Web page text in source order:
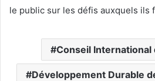
le public sur les défis auxquels ils
Conseil International
Développement Durable